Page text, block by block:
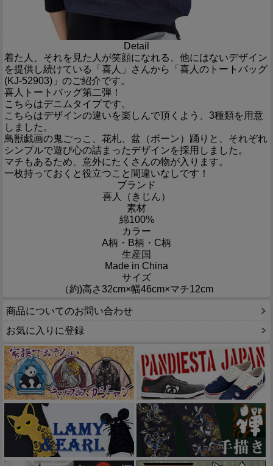
Detail
着た人、それを見た人が笑顔になれる、他にはないデザイン
を提供し続けている「喜人」さんから「喜人のトートバッグ
(KJ-52903)」のご紹介です。
喜人トートバッグ第二弾！
こちらはデニムタイプです。
こちらはデザインの違いを楽しんで頂くよう、3種類を用意
しました。
鳥獣戯画の鬼ごっこ、花札、盆（ボーン）踊りと、それぞれ
シンプルで遊び心の詰まったデザインを採用しました。
マチもあるため、意外にたくさんの物が入ります。
一枚持っておくと役立つこと間違いなしです！
ブランド
喜人（きじん）
素材
綿100%
カラー
A柄・B柄・C柄
生産国
Made in China
サイズ
（約)高さ32cm×幅46cm×マチ12cm
商品についてのお問い合わせ
お気に入りに登録